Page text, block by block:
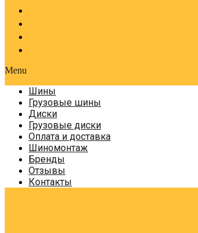
Menu
Шины
Грузовые шины
Диски
Грузовые диски
Оплата и доставка
Шиномонтаж
Бренды
Отзывы
Контакты